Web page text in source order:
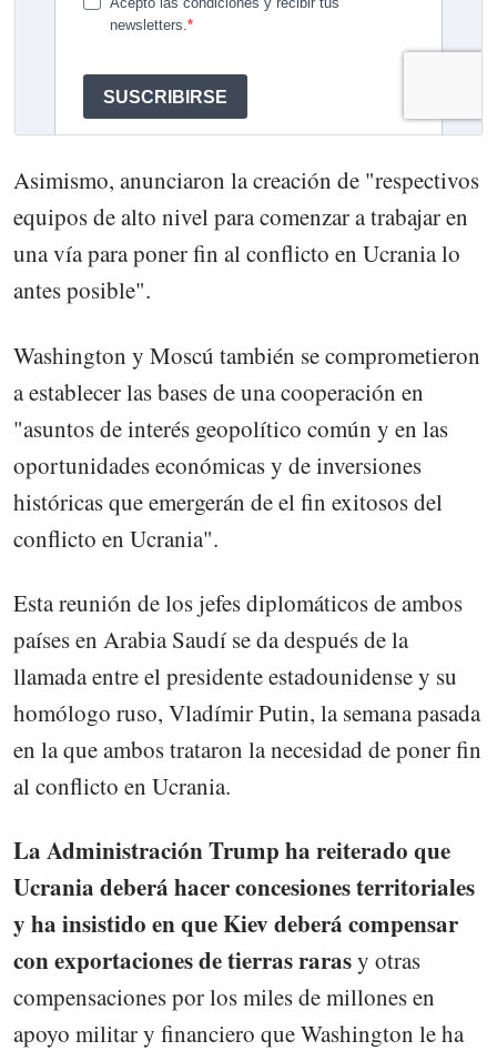
Asimismo, anunciaron la creación de "respectivos
equipos de alto nivel para comenzar a trabajar en
una vía para poner fin al conflicto en Ucrania lo
antes posible".
Washington y Moscú también se comprometieron
a establecer las bases de una cooperación en
"asuntos de interés geopolítico común y en las
oportunidades económicas y de inversiones
históricas que emergerán de el fin exitosos del
conflicto en Ucrania".
Esta reunión de los jefes diplomáticos de ambos
países en Arabia Saudí se da después de la
llamada entre el presidente estadounidense y su
homólogo ruso, Vladímir Putin, la semana pasada
en la que ambos trataron la necesidad de poner fin
al conflicto en Ucrania.
La Administración Trump ha reiterado que
Ucrania deberá hacer concesiones territoriales
y ha insistido en que Kiev deberá compensar
con exportaciones de tierras rarasy otras
compensaciones por los miles de millones en
apoyo militar y financiero que Washington le ha